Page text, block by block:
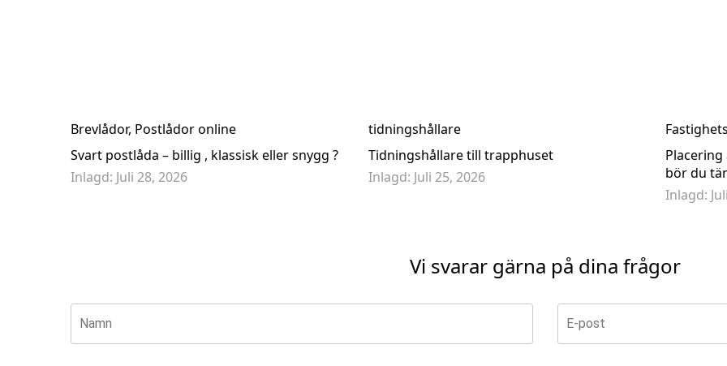
Brevlådor, Postlådor online
Svart postlåda – billig , klassisk eller snygg ?
Inlagd: Juli 28, 2026
tidningshållare
Tidningshållare till trapphuset
Inlagd: Juli 25, 2026
bör du
Inlagd:
Vi svarar gärna på dina frågor